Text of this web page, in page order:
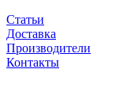
Статьи
Доставка
Производители
Контакты